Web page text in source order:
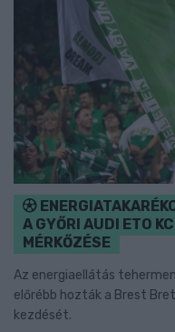
A GYŐRI AUDI ETO
MÉRKŐZÉSE
Az energiaellátás
előrébb hozták a Brest
kezdését.